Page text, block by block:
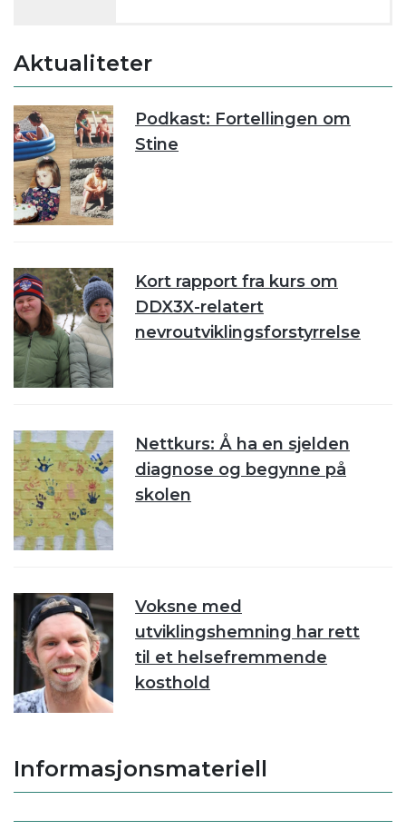
Aktualiteter
Podkast: Fortellingen om
Stine
Kort rapport fra kurs om
DDX3X-relatert
nevroutviklingsforstyrrelse
Nettkurs: Å ha en sjelden
diagnose og begynne på
skolen
Voksne med
utviklingshemning har rett
til et helsefremmende
kosthold
Informasjonsmateriell